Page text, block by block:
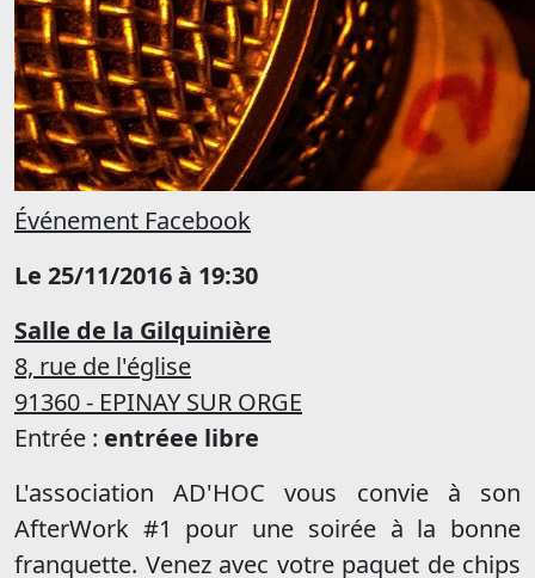
Événement Facebook
Le 25/11/2016 à 19:30
Salle de la Gilquinière
8, rue de l'église
91360 - EPINAY SUR ORGE
Entrée : entréee libre
L'association AD'HOC vous convie à son
AfterWork #1 pour une soirée à la bonne
franquette. Venez avec votre paquet de chips